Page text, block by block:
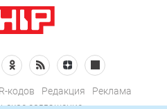
кодов Редакция
Реклама